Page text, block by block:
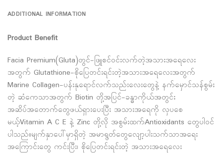
ADDITIONAL INFORMATION
Product Benefit
Facia Premium(Gluta)တွင်-ဖြူစင်ဝင်းလက်တဲ့အသားအရေလေး
အတွက် Glutathione-စိုပြေတင်းရင်းတဲ့အသားအရေလေးအတွက်
Marine Collagen-ပန်းနုရောင်လက်သည်းလေးတွေနဲ့ နက်မှောင်သန်စွမ်း
တဲ့ ဆံကေသာအတွက် Biotin တို့အပြင်-ခန္ဓာကိုယ်အတွင်း
အဆိပ်အတောက်တွေဖယ်ရှားပေးပြီး အသားအရေကို လှပစေ
မယ့်Vitamin A C E နဲ့ Zinc တို့လို အစွမ်းထက်Antioxidants တွေပါဝင်
ပါသည်။မျက်နှာပေါ်မှာရှိတဲ့ အမာရွတ်တွေလျော့ပါးသက်သာအရေး
အကြောင်းတွေ ကင်းပြီး၊ စိုပြေတင်းရင်းတဲ့ အသားအရေလေး